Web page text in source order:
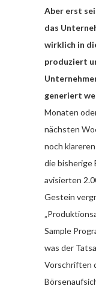
Aber erst
das
wirklich in
produziert
generiert
Monaten
nächsten
noch
die bisherige
avisierten
Gestein
Sample
was der
Vorschriften